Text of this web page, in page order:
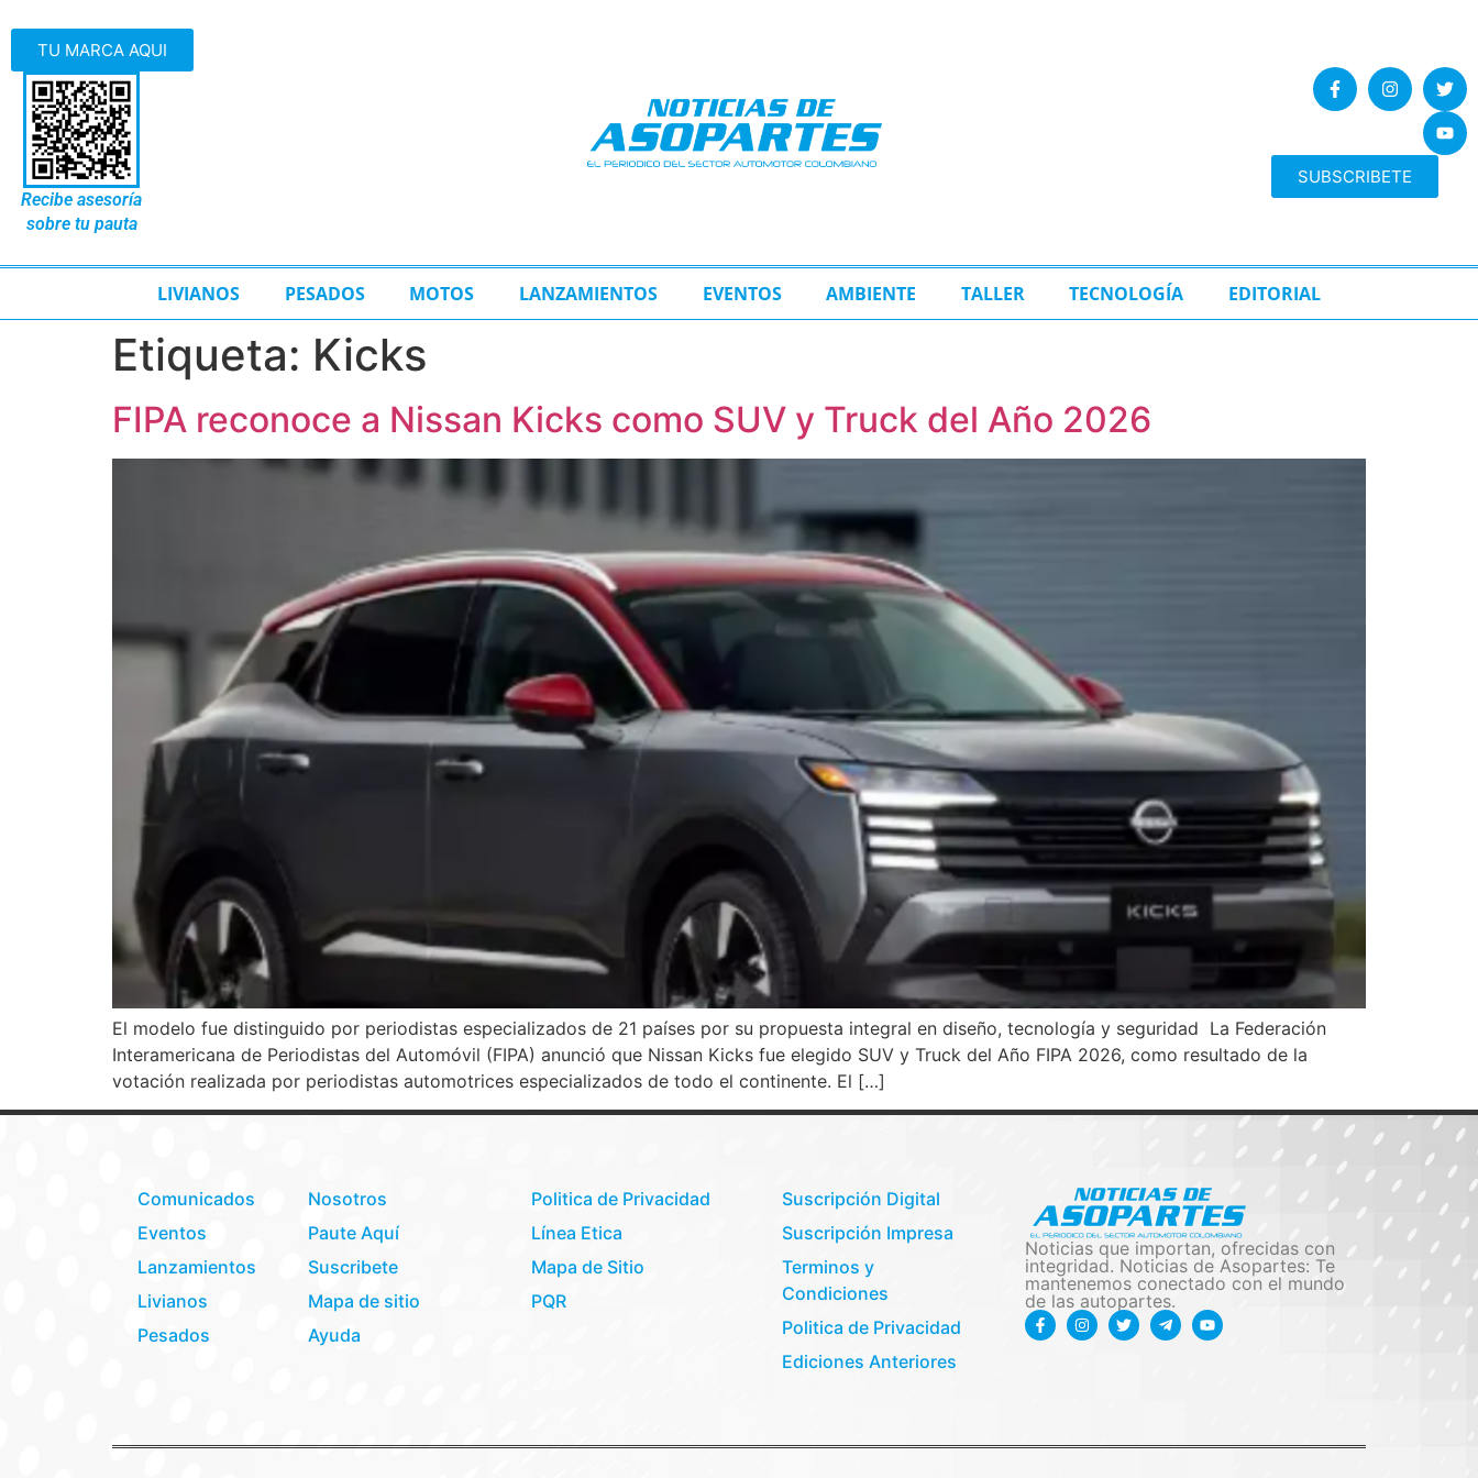
TU MARCA AQUI
Recibe asesoría
sobre tu pauta
SUBSCRIBETE
LIVIANOS PESADOS MOTOS LANZAMIENTOS EVENTOS AMBIENTE TALLER TECNOLOGÍA EDITORIAL
Etiqueta: Kicks
FIPA reconoce a Nissan Kicks como SUV y Truck del Año 2026
El modelo fue distinguido por periodistas especializados de 21 países por su propuesta integral en diseño, tecnología y seguridad La Federación
Interamericana de Periodistas del Automóvil (FIPA) anunció que Nissan Kicks fue elegido SUV y Truck del Año FIPA 2026, como resultado de la
votación realizada por periodistas automotrices especializados de todo el continente. El […]
Comunicados
Eventos
Lanzamientos
Livianos
Pesados
Nosotros
Paute Aquí
Suscribete
Mapa de sitio
Ayuda
Politica de Privacidad
Línea Etica
Mapa de Sitio
PQR
Suscripción Digital
Suscripción Impresa
Terminos y
Condiciones
Politica de Privacidad
Ediciones Anteriores
Noticias que importan, ofrecidas con
integridad. Noticias de Asopartes: Te
mantenemos conectado con el mundo
de las autopartes.